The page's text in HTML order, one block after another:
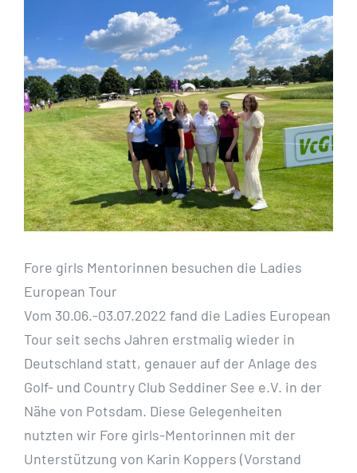
grösseres
Bild
Fore girls Mentorinnen besuchen die Ladies
European Tour
Vom 30.06.-03.07.2022 fand die Ladies European
Tour seit sechs Jahren erstmalig wieder in
Deutschland statt, genauer auf der Anlage des
Golf- und Country Club Seddiner See e.V. in der
Nähe von Potsdam. Diese Gelegenheiten
nutzten wir Fore girls-Mentorinnen mit der
Unterstützung von Karin Koppers (Vorstand